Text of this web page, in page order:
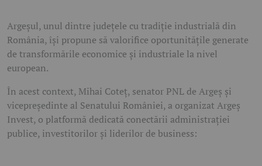
Argeșul, unul dintre județele cu tradiție industrială din
România, își propune să valorifice oportunitățile generate
de transformările economice și industriale la nivel
european.
În acest context, Mihai Coteț, senator PNL de Argeș și
vicepreședinte al Senatului României, a organizat Argeș
Invest, o platformă dedicată conectării administrației
publice, investitorilor și liderilor de business: